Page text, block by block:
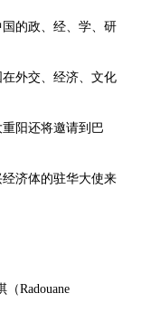
的政、经、学、研
外交、经济、文化
阳还将邀请到巴
济体的驻华大使来
Radouane